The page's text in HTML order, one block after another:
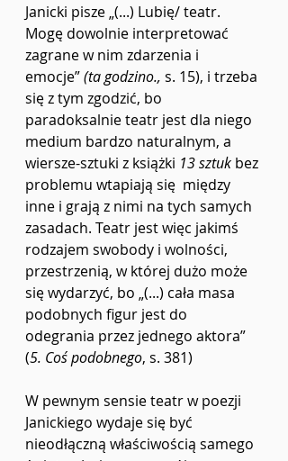
Janicki pisze „(...) Lubię/ teatr.
Mogę dowolnie interpretować
zagrane w nim zdarzenia i
emocje” (ta godzino., s. 15), i trzeba
się z tym zgodzić, bo
paradoksalnie teatr jest dla niego
medium bardzo naturalnym, a
wiersze-sztuki z książki 13 sztuk bez
problemu wtapiają się  między
inne i grają z nimi na tych samych
zasadach. Teatr jest więc jakimś
rodzajem swobody i wolności,
przestrzenią, w której dużo może
się wydarzyć, bo „(...) cała masa
podobnych figur jest do
odegrania przez jednego aktora”
(5. Coś podobnego, s. 381)
W pewnym sensie teatr w poezji
Janickiego wydaje się być
nieodłączną właściwością samego